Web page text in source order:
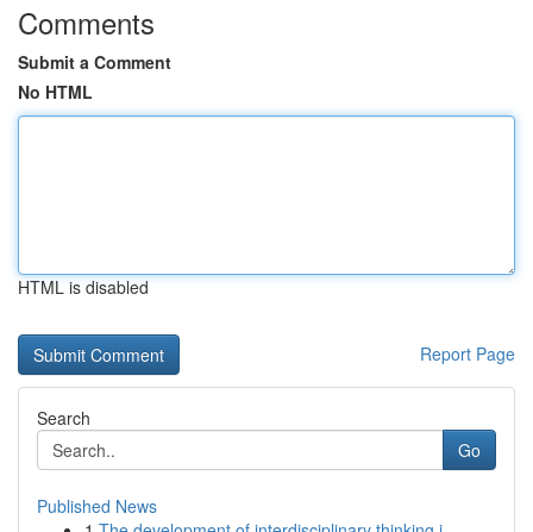
Comments
Submit a Comment
No HTML
HTML is disabled
Report Page
Search
Go
Published News